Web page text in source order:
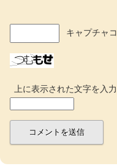
キャプチャ
上に表示された文字を入